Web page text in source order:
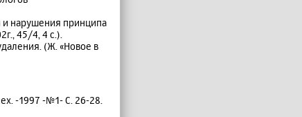
нарушения принципа
45/4, 4 с.).
(Ж. «Новое в
-1997 -№1- С. 26-28.